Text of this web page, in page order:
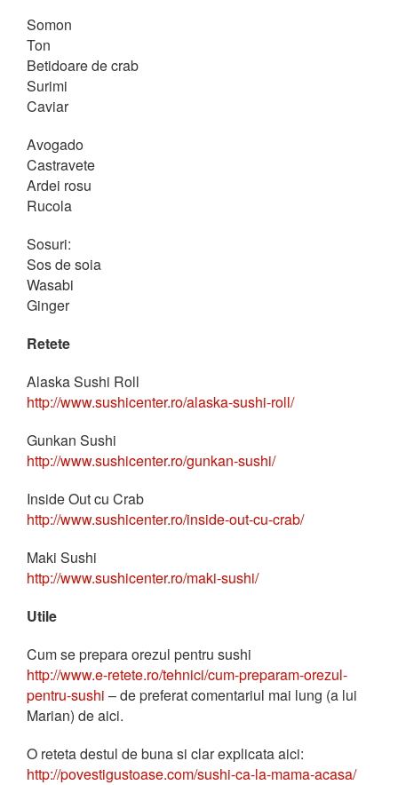
Somon
Ton
Betidoare de crab
Surimi
Caviar
Avogado
Castravete
Ardei rosu
Rucola
Sosuri:
Sos de soia
Wasabi
Ginger
Retete
Alaska Sushi Roll
http://www.sushicenter.ro/alaska-sushi-roll/
Gunkan Sushi
http://www.sushicenter.ro/gunkan-sushi/
Inside Out cu Crab
http://www.sushicenter.ro/inside-out-cu-crab/
Maki Sushi
http://www.sushicenter.ro/maki-sushi/
Utile
Cum se prepara orezul pentru sushi
http://www.e-retete.ro/tehnici/cum-preparam-orezul-
pentru-sushi – de preferat comentariul mai lung (a lui
Marian) de aici.
O reteta destul de buna si clar explicata aici:
http://povestigustoase.com/sushi-ca-la-mama-acasa/